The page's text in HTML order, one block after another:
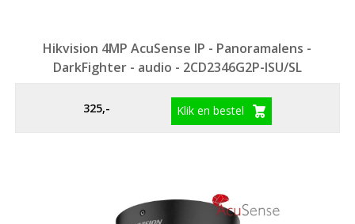
Hikvision 4MP AcuSense IP - Panoramalens -
DarkFighter - audio - 2CD2346G2P-ISU/SL
325,- Klik en bestel